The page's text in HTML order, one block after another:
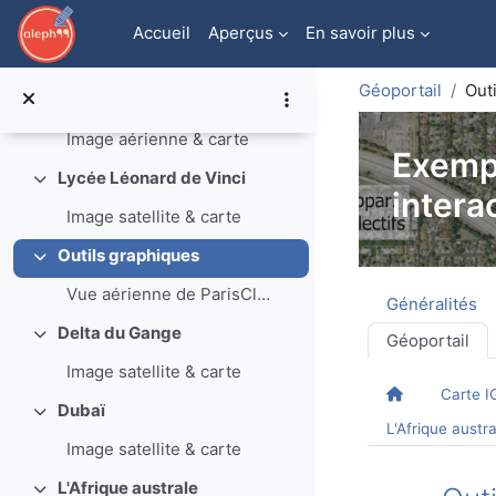
Passer au contenu principal
Accueil
Aperçus En savoir plus
ReplierCarte IGN
Image satellite & carte
Replier
Image aérienne & carte
Replier
Lycée Léonard de Vinci
Image satellite & carte
Replier
Outils graphiques
Vue aérienne de ParisCliquez sur le crayon à droit...
Replier
Delta du Gange
Image satellite & carte
Replier
Dubaï
Image satellite & carte
L'Afrique australe
Géoportail
Aperçu
Généralités
Géoportail
Carte
L'Afrique